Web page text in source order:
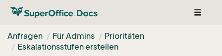
Toggle
Anfragen
Für Admins
Prioritäten
Eskalationsstufen erstellen